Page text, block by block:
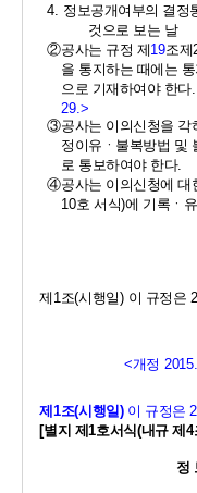
4. 정보공개여부의 결정
것으로 보는 날
②공사는 규정 제19조제
을 통지하는 때에는
으로 기재하여야 한다
29.>
③공사는 이의신청을 각
정이유ㆍ불복방법 및
로 통보하여야 한다.
④공사는 이의신청에
10호 서식)에 기록ㆍ
제 1조(시행일) 이 규정은
<개정
제 1조(시행일) 이 규정은
[별지 제 1호서식(내규 제 4
정